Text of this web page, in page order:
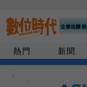
熱門 新聞